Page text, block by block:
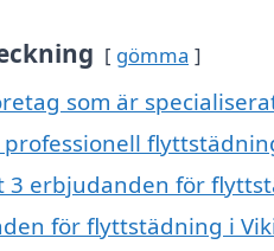
gömma
som är
3 erbjudanden för
för flyttstädning i